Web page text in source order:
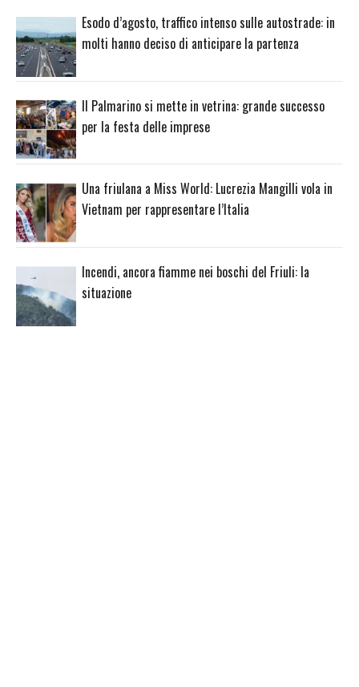
Esodo d’agosto, traffico intenso sulle autostrade: in
molti hanno deciso di anticipare la partenza
Il Palmarino si mette in vetrina: grande successo
per la festa delle imprese
Una friulana a Miss World: Lucrezia Mangilli vola in
Vietnam per rappresentare l’Italia
Incendi, ancora fiamme nei boschi del Friuli: la
situazione